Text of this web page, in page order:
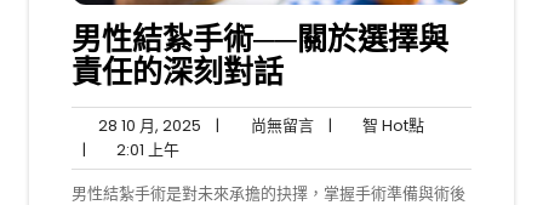
男性結紮手術──關於選擇與
責任的深刻對話
28 10 月, 2025 28
月,
2025
| 尚無留言尚
留
言
| 智 Hot點智
點
| 2:01 上午2:01
上
午
男性結紮手術是對未來承擔的抉擇，掌握手術準備與術後